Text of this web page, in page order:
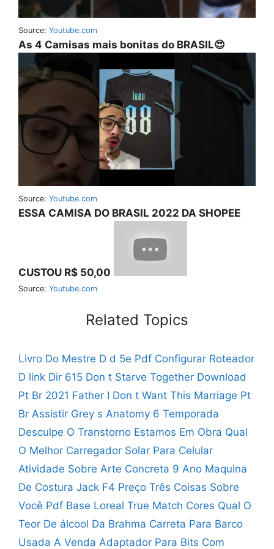
Source: Youtube.com
As 4 Camisas mais bonitas do BRASIL😍
Source: Youtube.com
ESSA CAMISA DO BRASIL 2022 DA SHOPEE
CUSTOU R$ 50,00
Source: Youtube.com
Related Topics
Livro Do Mestre D d 5e Pdf Configurar Roteador
D link Dir 615 Don t Starve Together Download
Pt Br 2021 Father I Don t Want This Marriage Pt
Br Assistir Grey s Anatomy 6 Temporada
Desculpe O Transtorno Estamos Em Obra Qual
O Melhor Carregador Solar Para Celular
Atividade Sobre Arte Concreta 9 Ano Maquina
De Costura Jack F4 Preço Três Coisas Sobre
Você Pdf Base Loreal True Match Cores Qual O
Teor De álcool Da Brahma Carreta Para Barco
Usada A Venda Adaptador Para Bits Com